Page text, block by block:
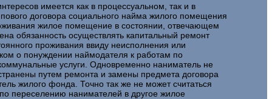
имеется как в процессуальном, так и в
договора социального найма жилого помещения
жилое помещение в состоянии, отвечающем
обязанность осуществлять капитальный ремонт
проживания ввиду неисполнения или
о понуждении наймодателя к работам по
услуги. Одновременно наниматель не
путем ремонта и замены предмета договора
жилого фонда. Точно так же не может считаться
переселению нанимателей в другое жилое